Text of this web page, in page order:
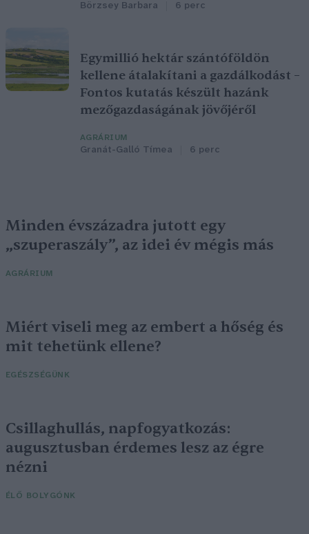
Börzsey Barbara 6 perc
Egymillió hektár szántóföldön
kellene átalakítani a gazdálkodást –
Fontos kutatás készült hazánk
mezőgazdaságának jövőjéről
AGRÁRIUM
Granát-Galló Tímea 6 perc
Minden évszázadra jutott egy
„szuperaszály”, az idei év mégis más
AGRÁRIUM
Miért viseli meg az embert a hőség és
mit tehetünk ellene?
EGÉSZSÉGÜNK
Csillaghullás, napfogyatkozás:
augusztusban érdemes lesz az égre
nézni
ÉLŐ BOLYGÓNK